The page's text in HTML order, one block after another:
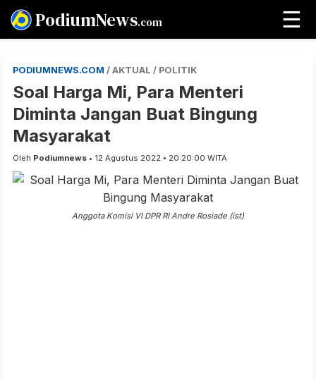
PodiumNews.com ☰
PODIUMNEWS.COM / AKTUAL / POLITIK
Soal Harga Mi, Para Menteri
Diminta Jangan Buat Bingung
Masyarakat
Oleh Podiumnews • 12 Agustus 2022 • 20:20:00 WITA
Anggota Komisi VI DPR RI Andre Rosiade (ist)